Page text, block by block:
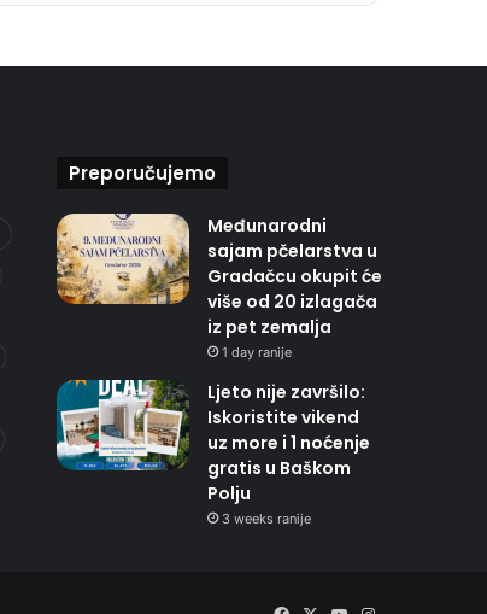
Preporučujemo
Međunarodni
sajam pčelarstva u
Gradačcu okupit će
više od 20 izlagača
iz pet zemalja
1 day ranije
Ljeto nije završilo:
Iskoristite vikend
uz more i 1 noćenje
gratis u Baškom
Polju
3 weeks ranije